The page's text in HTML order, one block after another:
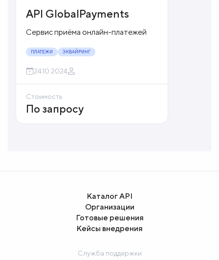
API GlobalPayments
Сервис приёма онлайн-платежей
ПЛАТЕЖИ ЭКВАЙРИНГ
24.10.2024
Стоимость
По запросу
Каталог API
Организации
Готовые решения
Кейсы внедрения
Служба поддержки